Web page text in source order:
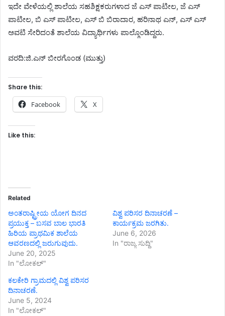
ಇದೇ ವೇಳೆಯಲ್ಲಿ ಶಾಲೆಯ ಸಹಶಿಕ್ಷಕರುಗಳಾದ ಜೆ ಎಸ್ ಪಾಟೀಲ, ಜೆ ಎಸ್
ಪಾಟೀಲ, ಬಿ ಎಸ್ ಪಾಟೀಲ, ಎಸ್ ಬಿ ಬಿರಾದಾರ, ಹರಿನಾಥ ಎನ್, ಎಸ್ ಎಸ್
ಅವಟಿ ಸೇರಿದಂತೆ ಶಾಲೆಯ ವಿದ್ಯಾರ್ಥಿಗಳು ಪಾಲ್ಗೊಂಡಿದ್ದರು.
ವರದಿ:ಜಿ.ಎನ್ ಬೀರಗೊಂಡ (ಮುತ್ತು)
Share this:
Facebook X
Like this:
Related
ಅಂತರಾಷ್ಟ್ರೀಯ ಯೋಗ ದಿನದ
ಪ್ರಯುಕ್ತ – ಬಸವ ಬಾಲ ಭಾರತಿ
ಹಿರಿಯ ಪ್ರಾಥಮಿಕ ಶಾಲೆಯ
ಆವರಣದಲ್ಲಿ ಜರುಗುವುದು.
June 20, 2025
In "ಲೋಕಲ್"
ವಿಶ್ವ ಪರಿಸರ ದಿನಾಚರಣೆ –
ಕಾರ್ಯಕ್ರಮ ಜರಗಿತು.
June 6, 2026
In "ರಾಜ್ಯ ಸುದ್ದಿ"
ಕಲಕೇರಿ ಗ್ರಾಮದಲ್ಲಿ ವಿಶ್ವ ಪರಿಸರ
ದಿನಾಚರಣೆ.
June 5, 2024
In "ಲೋಕಲ್"